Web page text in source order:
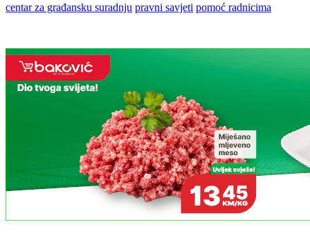
centar za građansku suradnju pravni savjeti pomoć radnicima